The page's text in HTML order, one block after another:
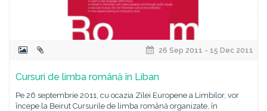
26 Sep 2011 - 15 Dec 2011
Cursuri de limba română în Liban
Pe 26 septembrie 2011, cu ocazia Zilei Europene a Limbilor, vor
începe la Beirut Cursurile de limba română organizate, în